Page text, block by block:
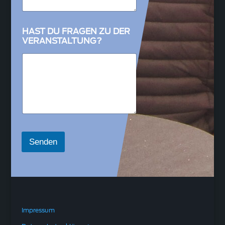
HAST DU FRAGEN ZU DER
VERANSTALTUNG?
Senden
Impressum